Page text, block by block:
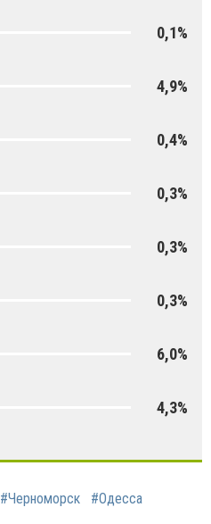
0,1%
4,9%
0,4%
0,3%
0,3%
0,3%
6,0%
4,3%
#Черноморск
#Одесса